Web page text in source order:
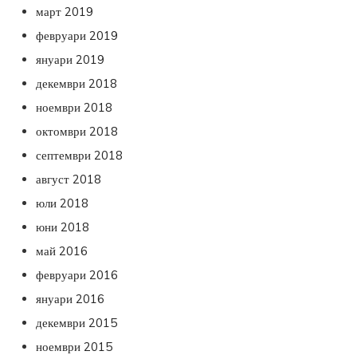
март 2019
февруари 2019
януари 2019
декември 2018
ноември 2018
октомври 2018
септември 2018
август 2018
юли 2018
юни 2018
май 2016
февруари 2016
януари 2016
декември 2015
ноември 2015